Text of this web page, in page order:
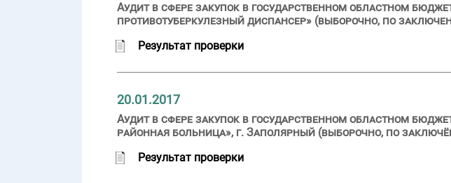
Аудит в сфере закупок в государственном областном
противотуберкулезный диспансер» (выборочно, по
Результат проверки
20.01.2017
Аудит в сфере закупок в государственном областном
районная больница», г. Заполярный (выборочно, по
Результат проверки